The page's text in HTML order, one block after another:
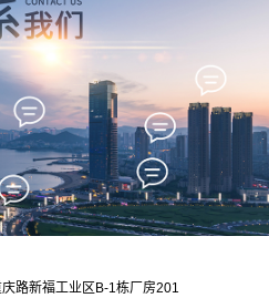
路新福工业区B-1栋厂房201